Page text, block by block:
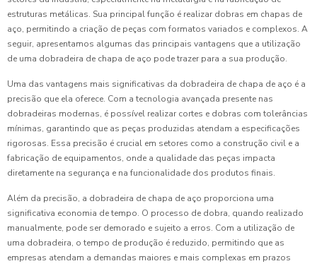
estruturas metálicas. Sua principal função é realizar dobras em chapas de
aço, permitindo a criação de peças com formatos variados e complexos. A
seguir, apresentamos algumas das principais vantagens que a utilização
de uma dobradeira de chapa de aço pode trazer para a sua produção.
Uma das vantagens mais significativas da dobradeira de chapa de aço é a
precisão que ela oferece. Com a tecnologia avançada presente nas
dobradeiras modernas, é possível realizar cortes e dobras com tolerâncias
mínimas, garantindo que as peças produzidas atendam a especificações
rigorosas. Essa precisão é crucial em setores como a construção civil e a
fabricação de equipamentos, onde a qualidade das peças impacta
diretamente na segurança e na funcionalidade dos produtos finais.
Além da precisão, a dobradeira de chapa de aço proporciona uma
significativa economia de tempo. O processo de dobra, quando realizado
manualmente, pode ser demorado e sujeito a erros. Com a utilização de
uma dobradeira, o tempo de produção é reduzido, permitindo que as
empresas atendam a demandas maiores e mais complexas em prazos